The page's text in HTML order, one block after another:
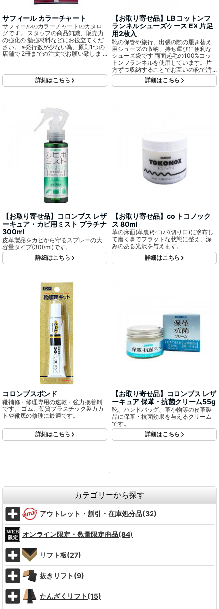
サフィール カラーチャート
サフィールのカラーチャートのカタロ
グです。 スタッフの商品知識、販売力
の強化の 勉強材料などにお役立てくだ
さい。 ※発行数が少ない為、原則1つの
店舗で 2冊までの注文でお願い致しま
詳細はこちら
【お取り寄せ品】LB コットンフ
ランネルシューズケース EX 片足
用2枚入
靴の保管や旅行、出張の際の履き替え
用シューズの収納、持ち運びに便利な
シューズ袋です 両面起毛の100%コッ
トンフランネルを使用しています。片
方ずつ収納することでお互いの靴で汚
すことなく、お手入れ後の靴を美しく
詳細はこちら
【お取り寄せ品】コロンブス レザ
ーキュア・カビ用ミスト プラチナ
300ml
皮革製品をカビから守るスプレーの大
容量タイプ(300ml)です。
詳細はこちら
【お取り寄せ品】co トコノック
ス 80ml
革の床面(革裏)やコバ(切り口)に塗布し
て磨く事でフラットな状態に整え、深
みのある光沢を与えます。
詳細はこちら
コロンブスボンド
靴補修・修理専用の速乾・強力接着剤
です。 ゴム、硬質プラスチック製カカ
トや靴底の修理に最適です。
詳細はこちら
【お取り寄せ品】コロンブス レザ
ーキュア 保革・抗菌クリーム55g
靴、ハンドバッグ、革小物等の皮革製
品に保革・抗菌効果を与えるクリーム
です。
詳細はこちら
カテゴリーから探す
アウトレット・割引・在庫処分品(32)
オンライン限定・数量限定商品(84)
リフト板(27)
抜きリフト(9)
たんざくリフト(15)